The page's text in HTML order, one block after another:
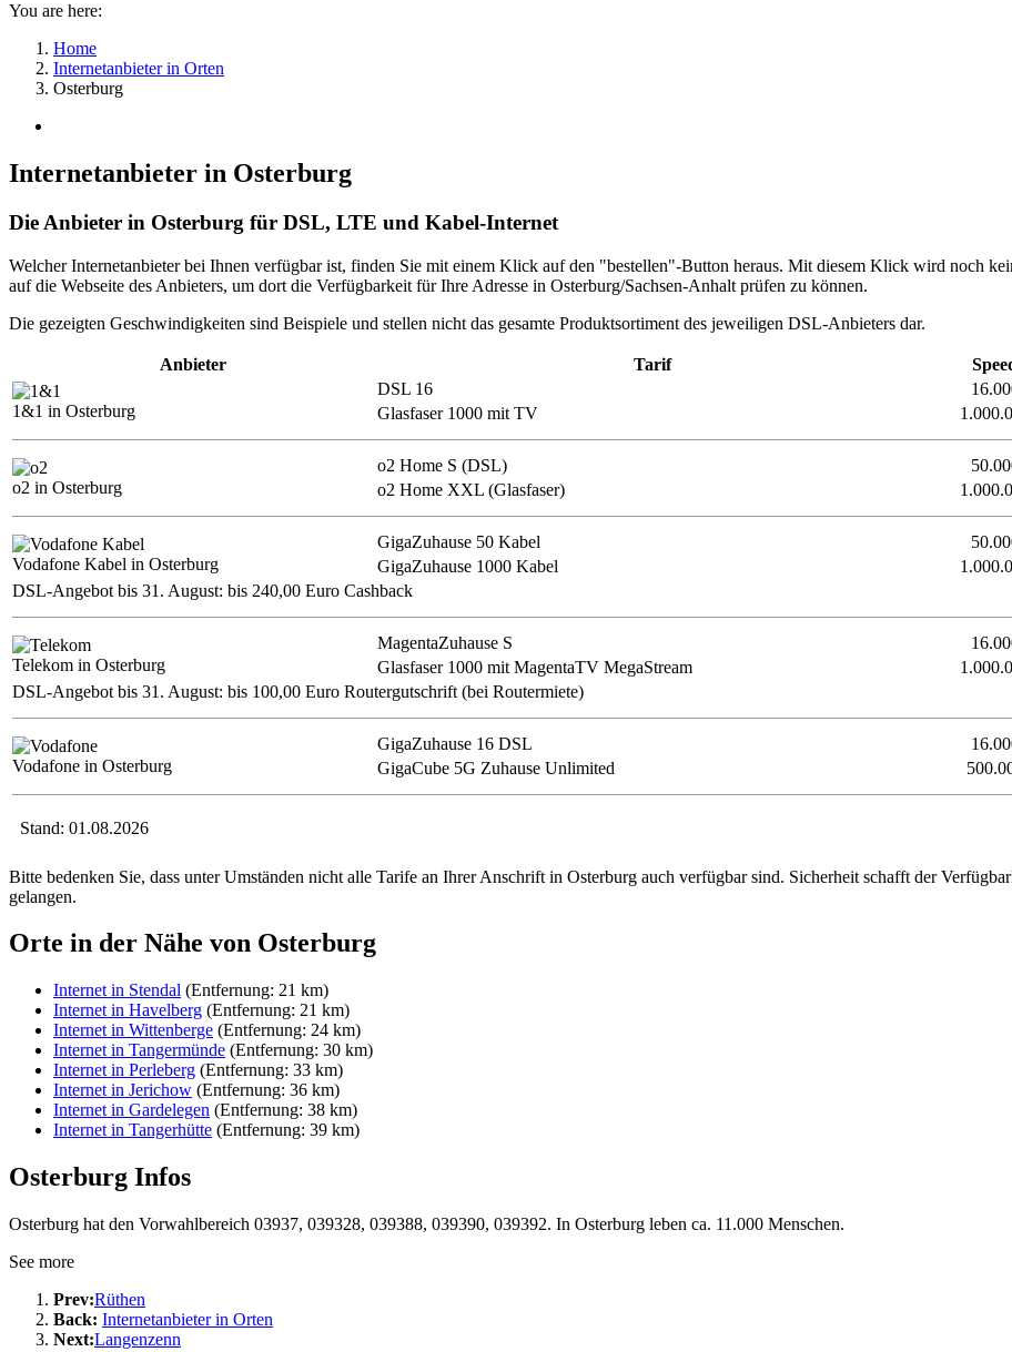
You are here:
Home
Internetanbieter in Orten
Osterburg
Internetanbieter in Osterburg
Die Anbieter in Osterburg für DSL, LTE und Kabel-Internet
Welcher Internetanbieter bei Ihnen verfügbar ist, finden Sie mit einem Klick auf den "bestellen"-Button heraus. Mit diesem Klick wird noch
auf die Webseite des Anbieters, um dort die Verfügbarkeit für Ihre Adresse in Osterburg/Sachsen-Anhalt prüfen zu können.
Die gezeigten Geschwindigkeiten sind Beispiele und stellen nicht das gesamte Produktsortiment des jeweiligen DSL-Anbieters dar.
Anbieter Tarif
1&1 in Osterburg
DSL 16
Glasfaser 1000 mit TV
o2 in Osterburg
o2 Home S (DSL)
o2 Home XXL (Glasfaser)
Vodafone Kabel in Osterburg
GigaZuhause 50 Kabel
GigaZuhause 1000 Kabel
DSL-Angebot bis 31. August: bis 240,00 Euro Cashback
Telekom in Osterburg
MagentaZuhause S
Glasfaser 1000 mit MagentaTV MegaStream
DSL-Angebot bis 31. August: bis 100,00 Euro Routergutschrift (bei Routermiete)
Vodafone in Osterburg
GigaZuhause 16 DSL
GigaCube 5G Zuhause Unlimited
Stand: 01.08.2026
Bitte bedenken Sie, dass unter Umständen nicht alle Tarife an Ihrer Anschrift in Osterburg auch verfügbar sind. Sicherheit schafft der
gelangen.
Orte in der Nähe von Osterburg
Internet in Stendal (Entfernung: 21 km)
Internet in Havelberg (Entfernung: 21 km)
Internet in Wittenberge (Entfernung: 24 km)
Internet in Tangermünde (Entfernung: 30 km)
Internet in Perleberg (Entfernung: 33 km)
Internet in Jerichow (Entfernung: 36 km)
Internet in Gardelegen (Entfernung: 38 km)
Internet in Tangerhütte (Entfernung: 39 km)
Osterburg Infos
Osterburg hat den Vorwahlbereich 03937, 039328, 039388, 039390, 039392. In Osterburg leben ca. 11.000 Menschen.
See more
Prev:Rüthen
Back: Internetanbieter in Orten
Next:Langenzenn